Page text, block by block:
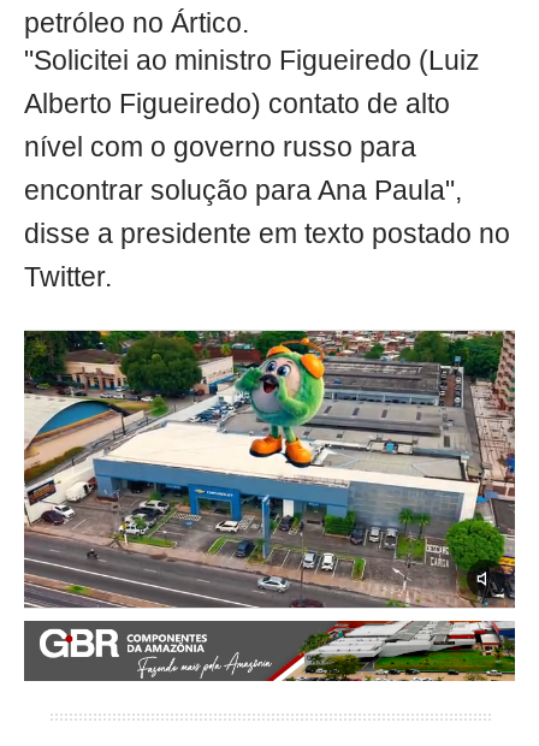
petróleo no Ártico.
"Solicitei ao ministro Figueiredo (Luiz
Alberto Figueiredo) contato de alto
nível com o governo russo para
encontrar solução para Ana Paula",
disse a presidente em texto postado no
Twitter.